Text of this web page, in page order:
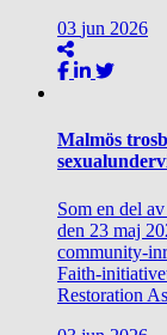
03 jun 2026
Malmös
Som en del
den 23 maj
Restoration